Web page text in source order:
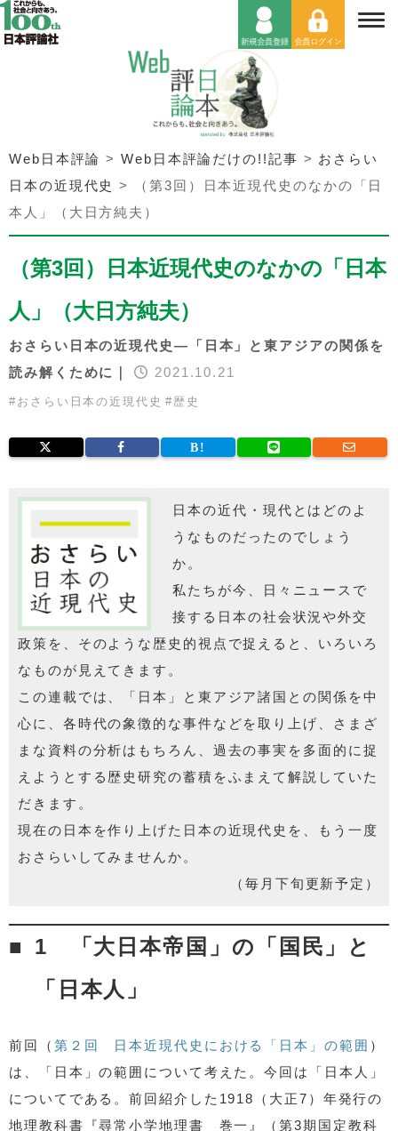
Web日本評論 >Web日本評論だけの!!記事 > おさらい
日本の近現代史 >
（第3回）日本近現代史のなかの「日
本人」（大日方純夫）
（第3回）日本近現代史のなかの「日本
人」（大日方純夫）
おさらい日本の近現代史―「日本」と東アジアの関係を
読み解くために｜
2021.10.21
# おさらい日本の近現代史 # 歴史
日本の近代・現代とはどのよ
うなものだったのでしょう
か。
私たちが今、日々ニュースで
接する日本の社会状況や外交
政策を、そのような歴史的視点で捉えると、いろいろ
なものが見えてきます。
この連載では、「日本」と東アジア諸国との関係を中
心に、各時代の象徴的な事件などを取り上げ、さまざ
まな資料の分析はもちろん、過去の事実を多面的に捉
えようとする歴史研究の蓄積をふまえて解説していた
だきます。
現在の日本を作り上げた日本の近現代史を、もう一度
おさらいしてみませんか。
（毎月下旬更新予定）
1 「大日本帝国」の「国民」と
「日本人」
前回（ 第２回 日本近現代史における「日本」の範囲 ）
は、「日本」の範囲について考えた。今回は「日本人」
についてである。前回紹介した1918（大正7）年発行の
地理教科書『尋常小学地理書 巻一』（第3期国定教科